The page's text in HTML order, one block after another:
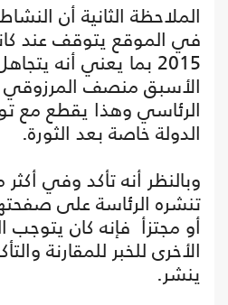
الملاحظة الثانية أن
في الموقع يتوقف عند
2015 بما يعني أنه
الأسبق منصف
الرئاسي وهذا يقطع
الدولة خاصة بعد الثورة.
وبالنظر أنه تأكد وفي
تنشره الرئاسة على
أو مجتزأ فإنه كان يتوجب
الأخرى للخبر للمقارنة
ينشر.